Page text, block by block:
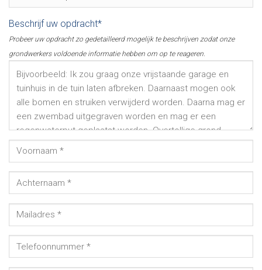
Beschrijf uw opdracht*
Probeer uw opdracht zo gedetailleerd mogelijk te beschrijven zodat onze
grondwerkers voldoende informatie hebben om op te reageren.